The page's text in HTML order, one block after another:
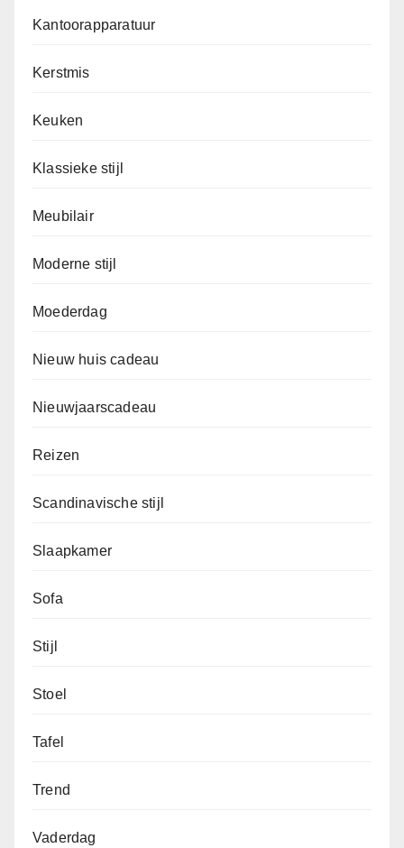
Kantoorapparatuur
Kerstmis
Keuken
Klassieke stijl
Meubilair
Moderne stijl
Moederdag
Nieuw huis cadeau
Nieuwjaarscadeau
Reizen
Scandinavische stijl
Slaapkamer
Sofa
Stijl
Stoel
Tafel
Trend
Vaderdag